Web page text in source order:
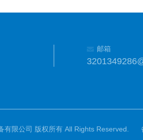
邮箱
限公司 版权所有 All Rights Reserved.